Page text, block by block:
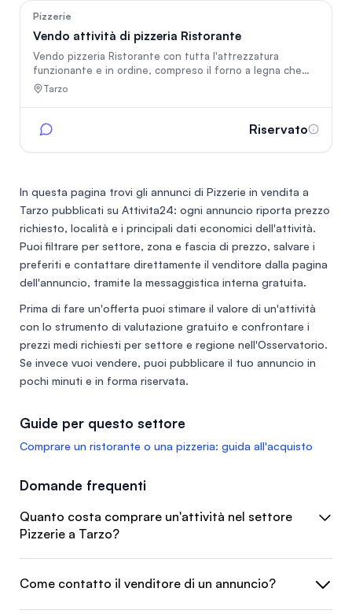
Pizzerie
Vendo attività di pizzeria Ristorante
Vendo pizzeria Ristorante con tutta l'attrezzatura
funzionante e in ordine, compreso il forno a legna che
può cucinare fino a 12 pizze,con 150 posti a sedere,
l'attività è ben avviata tutto dimostrabile chi acquista se
Tarzo
Riservato
In questa pagina trovi gli annunci di Pizzerie in vendita a
Tarzo pubblicati su Attivita24: ogni annuncio riporta prezzo
richiesto, località e i principali dati economici dell'attività.
Puoi filtrare per settore, zona e fascia di prezzo, salvare i
preferiti e contattare direttamente il venditore dalla pagina
dell'annuncio, tramite la messaggistica interna gratuita.
Prima di fare un'offerta puoi stimare il valore di un'attività
con lo strumento di valutazione gratuito e confrontare i
prezzi medi richiesti per settore e regione nell'Osservatorio.
Se invece vuoi vendere, puoi pubblicare il tuo annuncio in
pochi minuti e in forma riservata.
Guide per questo settore
Comprare un ristorante o una pizzeria: guida all'acquisto
Domande frequenti
Quanto costa comprare un'attività nel settore
Pizzerie a Tarzo?
Come contatto il venditore di un annuncio?